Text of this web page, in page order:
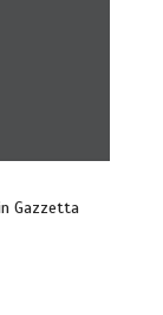
Gazzetta